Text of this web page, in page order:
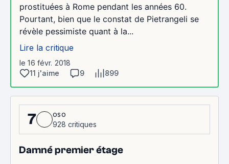
prostituées à Rome pendant les années 60.
Pourtant, bien que le constat de Pietrangeli se
révèle pessimiste quant à la...
Lire la critique
le 16 févr. 2018
11 j'aime
9 899
7
oso
928 critiques
Damné premier étage